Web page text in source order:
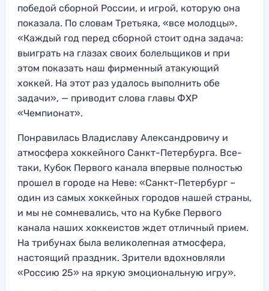
победой сборной России, и игрой, которую она
показала. По словам Третьяка, «все молодцы».
«Каждый год перед сборной стоит одна задача:
выиграть на глазах своих болельщиков и при
этом показать наш фирменный атакующий
хоккей. На этот раз удалось выполнить обе
задачи», — приводит слова главы ФХР
«Чемпионат».
Понравилась Владиславу Александровичу и
атмосфера хоккейного Санкт-Петербурга. Все-
таки, Кубок Первого канала впервые полностью
прошел в городе на Неве: «Санкт-Петербург –
один из самых хоккейных городов нашей страны,
и мы не сомневались, что на Кубке Первого
канала наших хоккеистов ждет отличный прием.
На трибунах была великолепная атмосфера,
настоящий праздник. Зрители вдохновляли
«Россию 25» на яркую эмоциональную игру».